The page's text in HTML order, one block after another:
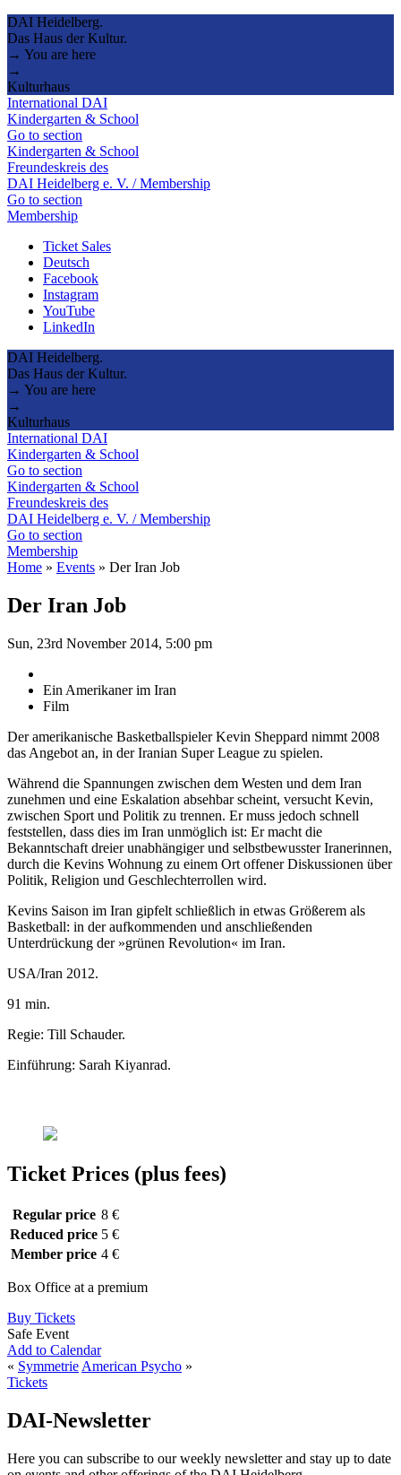
DAI Heidelberg.
Das Haus der Kultur.
→ You are here
→
Kulturhaus
International DAI
Kindergarten & School
Go to section
Kindergarten & School
Freundeskreis des
DAI Heidelberg e. V. / Membership
Go to section
Membership
Ticket Sales
Deutsch
Facebook
Instagram
YouTube
LinkedIn
DAI Heidelberg.
Das Haus der Kultur.
→ You are here
→
Kulturhaus
International DAI
Kindergarten & School
Go to section
Kindergarten & School
Freundeskreis des
DAI Heidelberg e. V. / Membership
Go to section
Membership
Home » Events » Der Iran Job
Der Iran Job
Sun, 23rd November 2014, 5:00 pm
Ein Amerikaner im Iran
Film
Der amerikanische Basketballspieler Kevin Sheppard nimmt 2008
das Angebot an, in der Iranian Super League zu spielen.
Während die Spannungen zwischen dem Westen und dem Iran
zunehmen und eine Eskalation absehbar scheint, versucht Kevin,
zwischen Sport und Politik zu trennen. Er muss jedoch schnell
feststellen, dass dies im Iran unmöglich ist: Er macht die
Bekanntschaft dreier unabhängiger und selbstbewusster Iranerinnen,
durch die Kevins Wohnung zu einem Ort offener Diskussionen über
Politik, Religion und Geschlechterrollen wird.
Kevins Saison im Iran gipfelt schließlich in etwas Größerem als
Basketball: in der aufkommenden und anschließenden
Unterdrückung der »grünen Revolution« im Iran.
USA/Iran 2012.
91 min.
Regie: Till Schauder.
Einführung: Sarah Kiyanrad.
Ticket Prices (plus fees)
Regular price 8 €
Reduced price 5 €
Member price 4 €
Box Office at a premium
Buy Tickets
Safe Event
Add to Calendar
« Symmetrie American Psycho »
Tickets
DAI-Newsletter
Here you can subscribe to our weekly newsletter and stay up to date